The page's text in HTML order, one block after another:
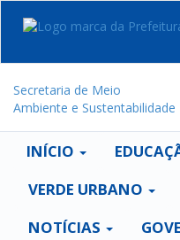
Secretaria de Meio
Ambiente e Sustentabilidade
INÍCIO
VERDE URBANO
NOTÍCIAS